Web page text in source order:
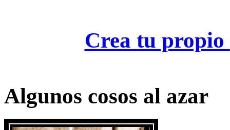
Crea tu propio
Algunos cosos al azar